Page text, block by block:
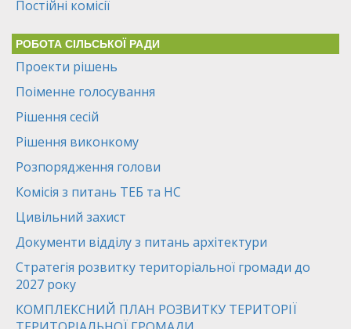
Постійні комісії
РОБОТА СІЛЬСЬКОЇ РАДИ
Проекти рішень
Поіменне голосування
Рішення сесій
Рішення виконкому
Розпорядження голови
Комісія з питань ТЕБ та НС
Цивільний захист
Документи відділу з питань архітектури
Стратегія розвитку територіальної громади до
2027 року
КОМПЛЕКСНИЙ ПЛАН РОЗВИТКУ ТЕРИТОРІЇ